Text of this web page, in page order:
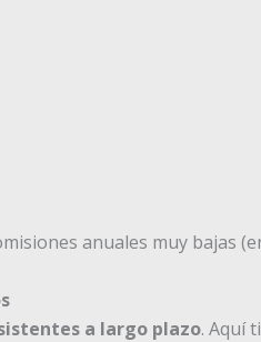
anuales muy bajas
a largo plazo. Aquí